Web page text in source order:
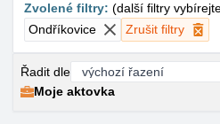
Zvolené filtry: (další filtry
Ondříkovice
Zrušit filtry
Řadit dle
Moje aktovka